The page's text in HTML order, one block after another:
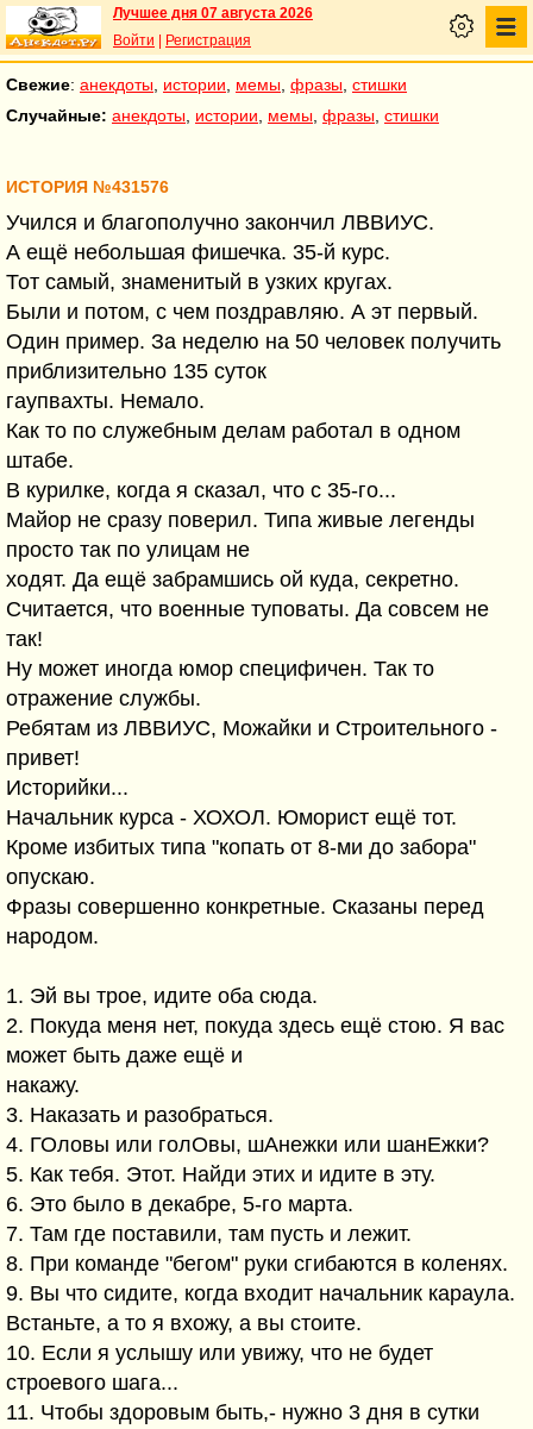
Лучшее дня 07 августа 2026
Войти
Регистрация
Свежие: анекдоты истории мемы фразы стишки
Случайные: анекдоты истории мемы фразы стишки
ИСТОРИЯ №431576
Учился и благополучно закончил ЛВВИУС.
А ещё небольшая фишечка. 35-й курс.
Тот самый, знаменитый в узких кругах.
Были и потом, с чем поздравляю. А эт первый.
Один пример. За неделю на 50 человек получить
приблизительно 135 суток
гаупвахты. Немало.
Как то по служебным делам работал в одном
штабе.
В курилке, когда я сказал, что с 35-го...
Майор не сразу поверил. Типа живые легенды
просто так по улицам не
ходят. Да ещё забрамшись ой куда, секретно.
Считается, что военные туповаты. Да совсем не
так!
Ну может иногда юмор специфичен. Так то
отражение службы.
Ребятам из ЛВВИУС, Можайки и Строительного -
привет!
Историйки...
Начальник курса - ХОХОЛ. Юморист ещё тот.
Кроме избитых типа "копать от 8-ми до забора"
опускаю.
Фразы совершенно конкретные. Сказаны перед
народом.
1. Эй вы трое, идите оба сюда.
2. Покуда меня нет, покуда здесь ещё стою. Я вас
может быть даже ещё и
накажу.
3. Наказать и разобраться.
4. ГОловы или голОвы, шАнежки или шанЕжки?
5. Как тебя. Этот. Найди этих и идите в эту.
6. Это было в декабре, 5-го марта.
7. Там где поставили, там пусть и лежит.
8. При команде "бегом" руки сгибаются в коленях.
9. Вы что сидите, когда входит начальник караула.
Встаньте, а то я вхожу, а вы стоите.
10. Если я услышу или увижу, что не будет
строевого шага...
11. Чтобы здоровым быть,- нужно 3 дня в сутки